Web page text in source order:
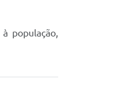
população,